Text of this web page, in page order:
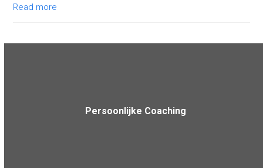
Read more
Persoonlijke Coaching